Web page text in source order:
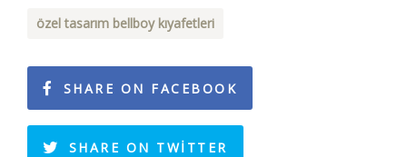
özel tasarım bellboy kıyafetleri
SHARE ON FACEBOOK
SHARE ON TWITTER